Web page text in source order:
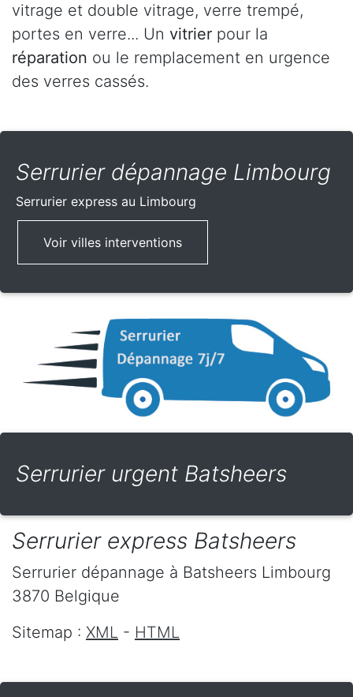
vitrage et double vitrage, verre trempé,
portes en verre... Un vitrier pour la
réparation ou le remplacement en urgence
des verres cassés.
Serrurier dépannage Limbourg
Serrurier express au Limbourg
Voir villes interventions
Serrurier urgent Batsheers
Serrurier express Batsheers
Serrurier dépannage à Batsheers Limbourg
3870 Belgique
Sitemap : XML - HTML